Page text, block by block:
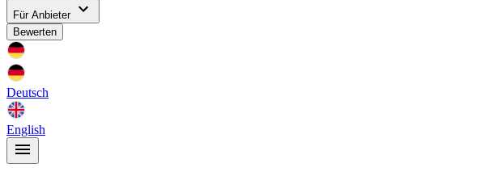
Für Anbieter
Bewerten
Deutsch
English